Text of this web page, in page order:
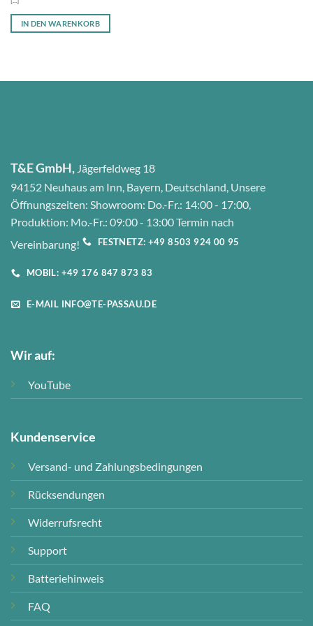
IN DEN WARENKORB
T&E GmbH, Jägerfeldweg 18
94152 Neuhaus am Inn, Bayern, Deutschland, Unsere
Öffnungszeiten: Showroom: Do.-Fr.: 14:00 - 17:00,
Produktion: Mo.-Fr.: 09:00 - 13:00 Termin nach
Vereinbarung!
FESTNETZ: +49 8503 924 00 95
MOBIL: +49 176 847 873 83
E-MAIL INFO@TE-PASSAU.DE
Wir auf:
YouTube
Kundenservice
Versand- und Zahlungsbedingungen
Rücksendungen
Widerrufsrecht
Support
Batteriehinweis
FAQ